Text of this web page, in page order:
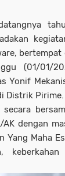
(01/01/
Yonif
Distrik Pirime.
dengan
Yang Maha